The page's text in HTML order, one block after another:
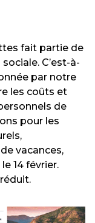
fait partie de
C’est-à-
par notre
les coûts et
de
pour les
vacances,
14 février.